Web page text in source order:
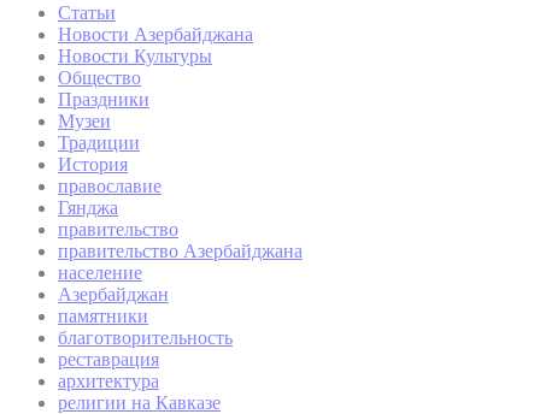
Статьи
Новости Азербайджана
Новости Культуры
Общество
Праздники
Музеи
Традиции
История
православие
Гянджа
правительство
правительство Азербайджана
население
Азербайджан
памятники
благотворительность
реставрация
архитектура
религии на Кавказе